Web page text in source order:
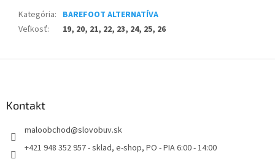
Kategória: BAREFOOT ALTERNATÍVA
Veľkosť: 19, 20, 21, 22, 23, 24, 25, 26
Kontakt
maloobchod@slovobuv.sk
+421 948 352 957 - sklad, e-shop, PO - PIA 6:00 - 14:00